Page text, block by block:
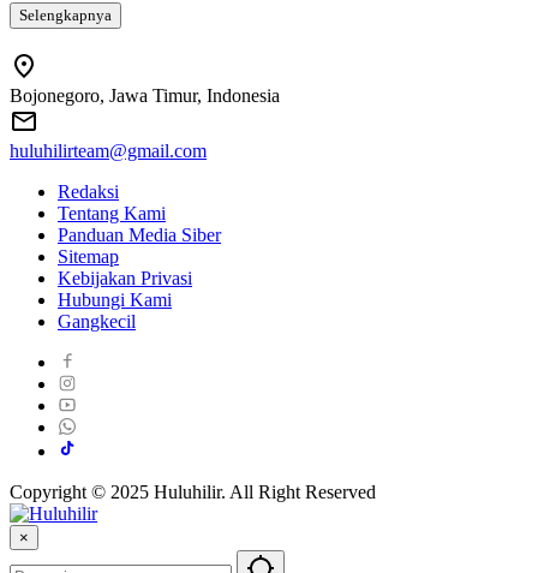
Selengkapnya
Bojonegoro, Jawa Timur, Indonesia
huluhilirteam@gmail.com
Redaksi
Tentang Kami
Panduan Media Siber
Sitemap
Kebijakan Privasi
Hubungi Kami
Gangkecil
Copyright © 2025 Huluhilir. All Right Reserved
×